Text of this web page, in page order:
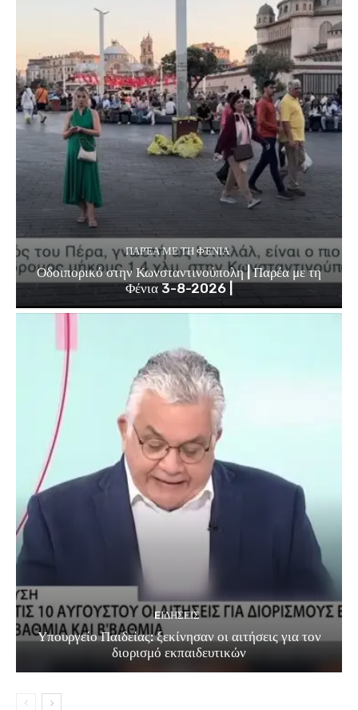
ΠΑΡΈΑ ΜΕ ΤΗ ΦΈΝΙΑ
Οδοιπορικό στην Κωνσταντινούπολη | Παρέα με τη
Φένια 3-8-2026 |
EΙΔΗΣΕΙΣ
Υπουργείο Παιδείας: ξεκίνησαν οι αιτήσεις για τον
διορισμό εκπαιδευτικών